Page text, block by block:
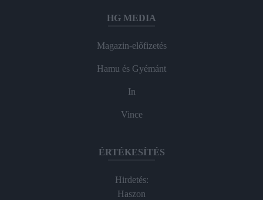
HG MEDIA
Magazin-előfizetés
Hamu és Gyémánt
In
Vince
ÉRTÉKESÍTÉS
Hirdetés:
Haszon